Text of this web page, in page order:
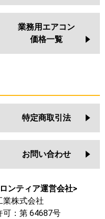
業務用エアコン
価格一覧
特定商取引法
お問い合わせ
ンティア運営会社>
業株式会社
可：第 64687号